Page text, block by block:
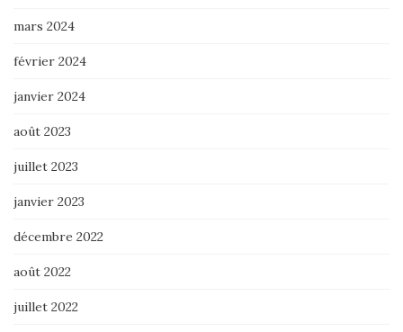
mars 2024
février 2024
janvier 2024
août 2023
juillet 2023
janvier 2023
décembre 2022
août 2022
juillet 2022